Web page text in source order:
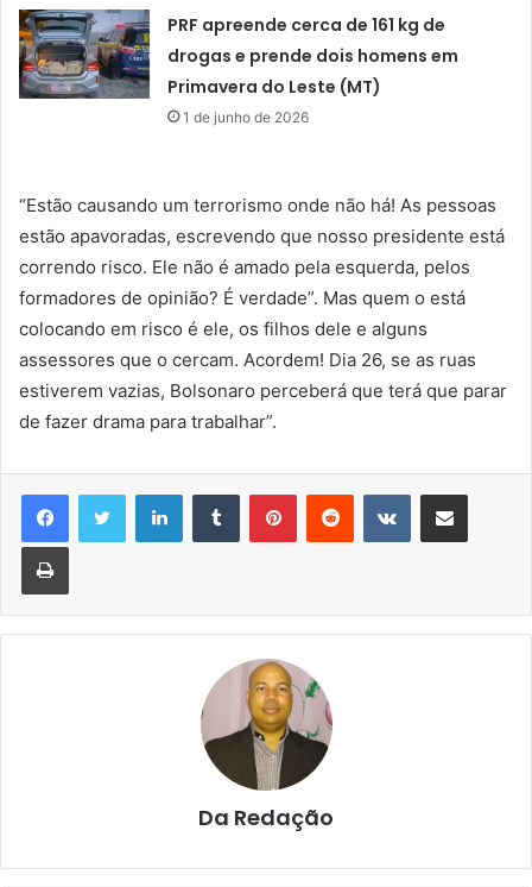
PRF apreende cerca de 161 kg de
drogas e prende dois homens em
Primavera do Leste (MT)
1 de junho de 2026
“Estão causando um terrorismo onde não há! As pessoas
estão apavoradas, escrevendo que nosso presidente está
correndo risco. Ele não é amado pela esquerda, pelos
formadores de opinião? É verdade”. Mas quem o está
colocando em risco é ele, os filhos dele e alguns
assessores que o cercam. Acordem! Dia 26, se as ruas
estiverem vazias, Bolsonaro perceberá que terá que parar
de fazer drama para trabalhar”.
LinkedinTumblr PinterestReddit VK Compartilhar via e-mail
Imprimir
Da Redação